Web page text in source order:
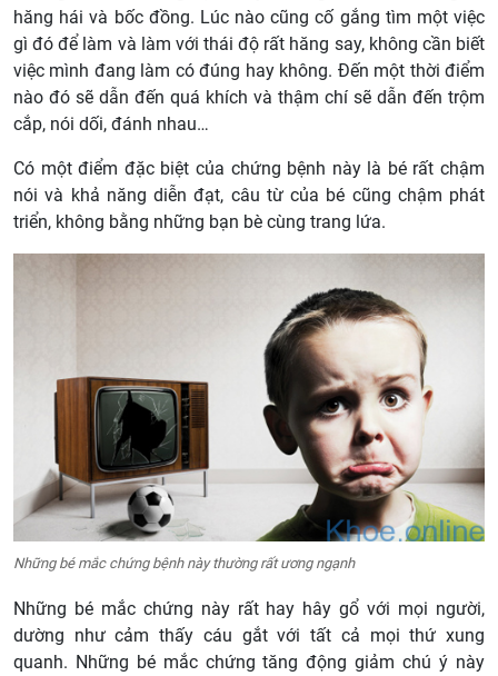
hăng hái và bốc đồng. Lúc nào cũng cố gắng tìm một việc
gì đó để làm và làm với thái độ rất hăng say, không cần biết
việc mình đang làm có đúng hay không. Đến một thời điểm
nào đó sẽ dẫn đến quá khích và thậm chí sẽ dẫn đến trộm
cắp, nói dối, đánh nhau…
Có một điểm đặc biệt của chứng bệnh này là bé rất chậm
nói và khả năng diễn đạt, câu từ của bé cũng chậm phát
triển, không bằng những bạn bè cùng trang lứa.
Những bé mắc chứng bệnh này thường rất ương ngạnh
Những bé mắc chứng này rất hay hây gổ với mọi người,
dường như cảm thấy cáu gắt với tất cả mọi thứ xung
quanh. Những bé mắc chứng tăng động giảm chú ý này